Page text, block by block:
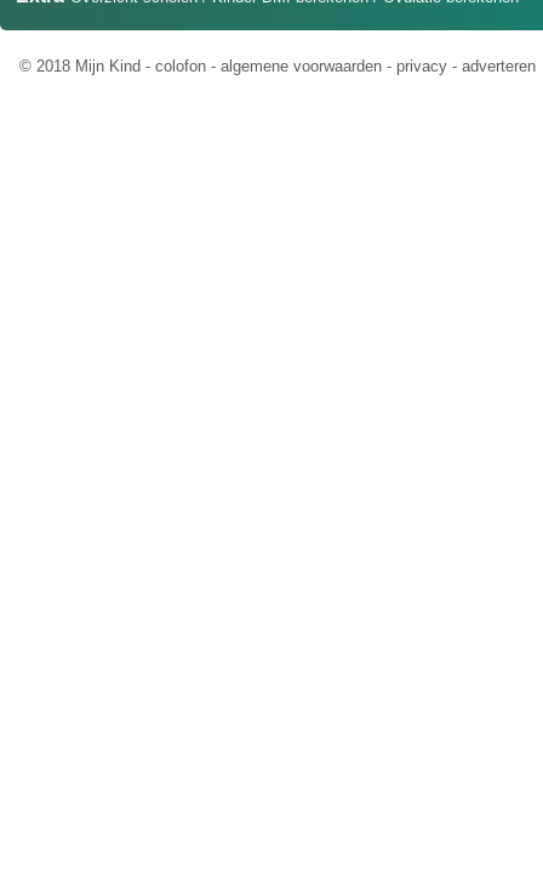
© 2018 Mijn Kind - colofon - algemene voorwaarden - privacy - adverteren